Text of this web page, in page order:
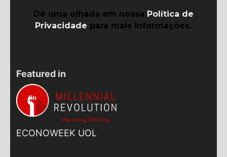
Dê uma olhada em nossa Política de
Privacidade para mais informações.
Featured in
ECONOWEEK UOL